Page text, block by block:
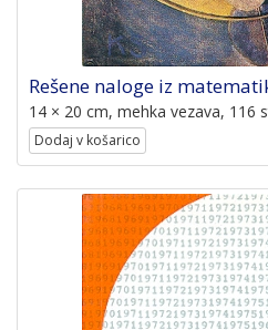
Rešene naloge iz
14 × 20 cm, mehka vezava, 116
Dodaj v košarico